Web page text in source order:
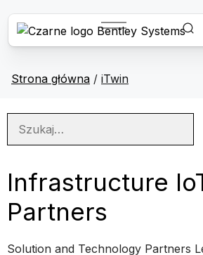
Strona główna / iTwin
Infrastructure
Partners
Solution and Technology Partners